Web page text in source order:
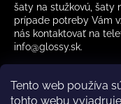
Tento web používa
tohto webu
šaty na stužkovú, šaty
prípade potreby Vám
nás kontaktovať na
info@glossy.sk.